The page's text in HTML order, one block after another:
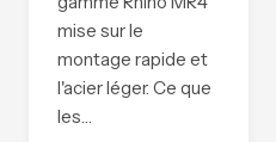
mise sur le
montage rapide et
l'acier léger. Ce que
les…